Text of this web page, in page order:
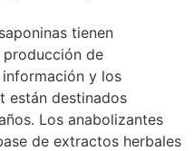
tienen
producción de
y los
están destinados
Los anabolizantes
de extractos herbales